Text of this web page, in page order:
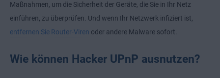
Maßnahmen, um die Sicherheit der Geräte, die Sie in Ihr Netz
einführen, zu überprüfen. Und wenn Ihr Netzwerk infiziert ist,
entfernen Sie Router-Viren oder andere Malware sofort.
Wie können Hacker UPnP ausnutzen?